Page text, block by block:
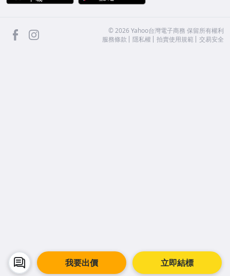
我要出價 立即結標
facebook ©2026 Yahoo台灣電子商務 保留所有權利
服務條款
隱私權 拍賣使用規範 交易安全